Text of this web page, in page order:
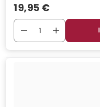
Verkaufspreis
19,95 €